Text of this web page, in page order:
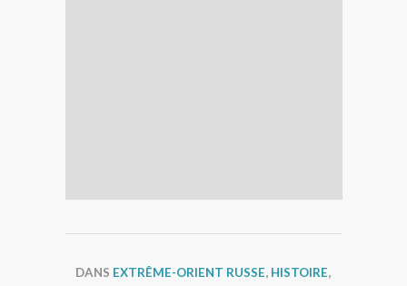
DANS EXTRÊME-ORIENT RUSSE, HISTOIRE,